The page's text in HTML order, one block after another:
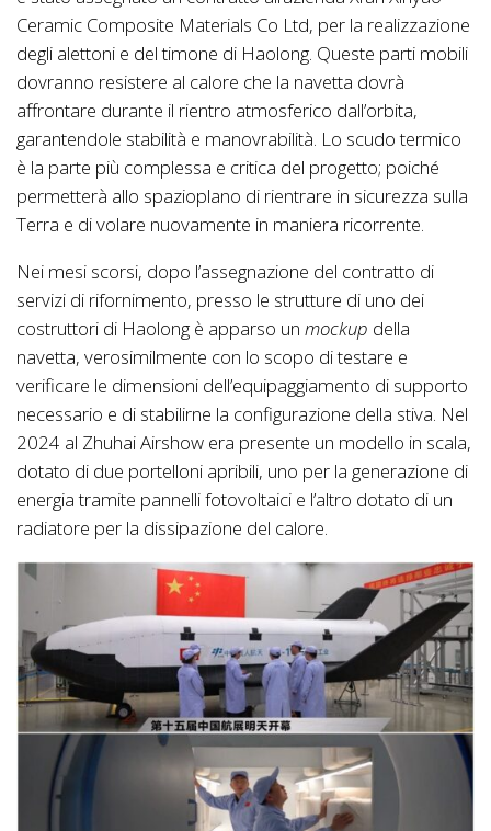
Ceramic Composite Materials Co Ltd, per la realizzazione
degli alettoni e del timone di Haolong. Queste parti mobili
dovranno resistere al calore che la navetta dovrà
affrontare durante il rientro atmosferico dall’orbita,
garantendole stabilità e manovrabilità. Lo scudo termico
è la parte più complessa e critica del progetto; poiché
permetterà allo spazioplano di rientrare in sicurezza sulla
Terra e di volare nuovamente in maniera ricorrente.
Nei mesi scorsi, dopo l’assegnazione del contratto di
servizi di rifornimento, presso le strutture di uno dei
costruttori di Haolong è apparso un mockup della
navetta, verosimilmente con lo scopo di testare e
verificare le dimensioni dell’equipaggiamento di supporto
necessario e di stabilirne la configurazione della stiva. Nel
2024 al Zhuhai Airshow era presente un modello in scala,
dotato di due portelloni apribili, uno per la generazione di
energia tramite pannelli fotovoltaici e l’altro dotato di un
radiatore per la dissipazione del calore.